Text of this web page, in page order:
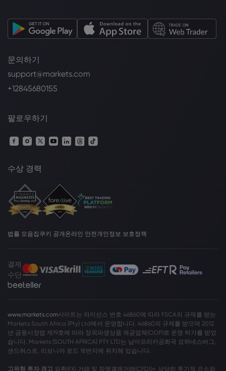
문의하기
support@markets.com
+12845680155
팔로우하기
수상 경력
법률 모음집 쿠키 공개온라인 안전 개인정보 보호정책
결제
수단
www.markets.com사이트는 라이선스 번호 46860에 따라 FSCA의 규제를 받는
Markets South Africa (Pty) Ltd에서 운영합니다. 46860의 규제를 받으며 2012
년 금융시장법 제19호에 따라 장외파생상품 제공업체(ODP)로 운영 허가를 받았
습니다. Markets (SOUTH AFRICA) PTY LTD는 남아프리카공화국 요하네스버그,
샌드허스트, 리보니아 로드 18번지에 위치해 있습니다.
고위험 투자 경고 외환(FX) 거래 및 차액결제거래(CFD)는 상당히 투기적 요소와